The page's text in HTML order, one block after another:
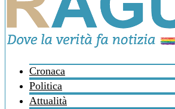
Cronaca
Politica
Attualità